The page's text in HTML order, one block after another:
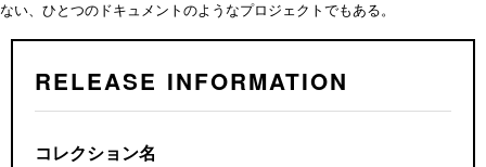
ない、ひとつのドキュメントのようなプロジェクトでもある。
RELEASE INFORMATION
コレクション名